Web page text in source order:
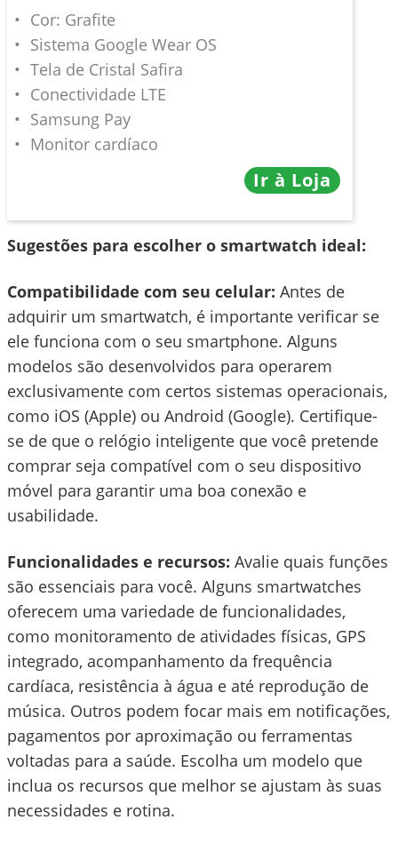
Cor: Grafite
Sistema Google Wear OS
Tela de Cristal Safira
Conectividade LTE
Samsung Pay
Monitor cardíaco
Ir à Loja
Sugestões para escolher o smartwatch ideal:
Compatibilidade com seu celular: Antes de
adquirir um smartwatch, é importante verificar se
ele funciona com o seu smartphone. Alguns
modelos são desenvolvidos para operarem
exclusivamente com certos sistemas operacionais,
como iOS (Apple) ou Android (Google). Certifique-
se de que o relógio inteligente que você pretende
comprar seja compatível com o seu dispositivo
móvel para garantir uma boa conexão e
usabilidade.
Funcionalidades e recursos: Avalie quais funções
são essenciais para você. Alguns smartwatches
oferecem uma variedade de funcionalidades,
como monitoramento de atividades físicas, GPS
integrado, acompanhamento da frequência
cardíaca, resistência à água e até reprodução de
música. Outros podem focar mais em notificações,
pagamentos por aproximação ou ferramentas
voltadas para a saúde. Escolha um modelo que
inclua os recursos que melhor se ajustam às suas
necessidades e rotina.